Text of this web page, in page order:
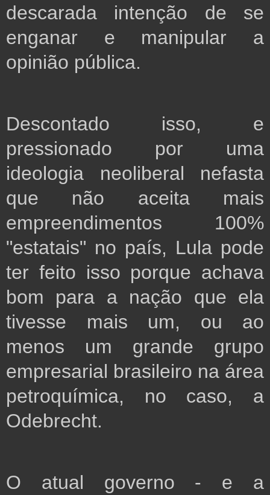
descarada intenção de se
enganar e manipular a
opinião pública.
Descontado isso, e
pressionado por uma
ideologia neoliberal nefasta
que não aceita mais
empreendimentos 100%
"estatais" no país, Lula pode
ter feito isso porque achava
bom para a nação que ela
tivesse mais um, ou ao
menos um grande grupo
empresarial brasileiro na área
petroquímica, no caso, a
Odebrecht.
O atual governo - e a